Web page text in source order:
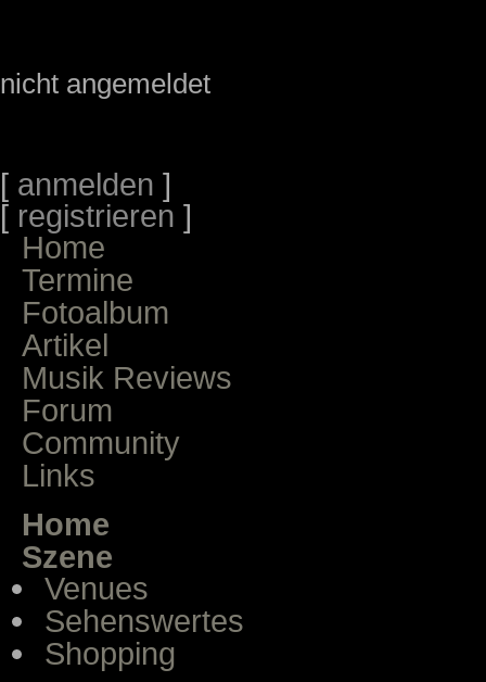
nicht angemeldet
[ anmelden ]
[ registrieren ]
Home
Termine
Fotoalbum
Artikel
Musik Reviews
Forum
Community
Links
Home
Szene
Venues
Sehenswertes
Shopping